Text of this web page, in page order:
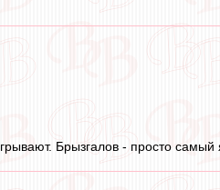
Брызгалов - просто самый